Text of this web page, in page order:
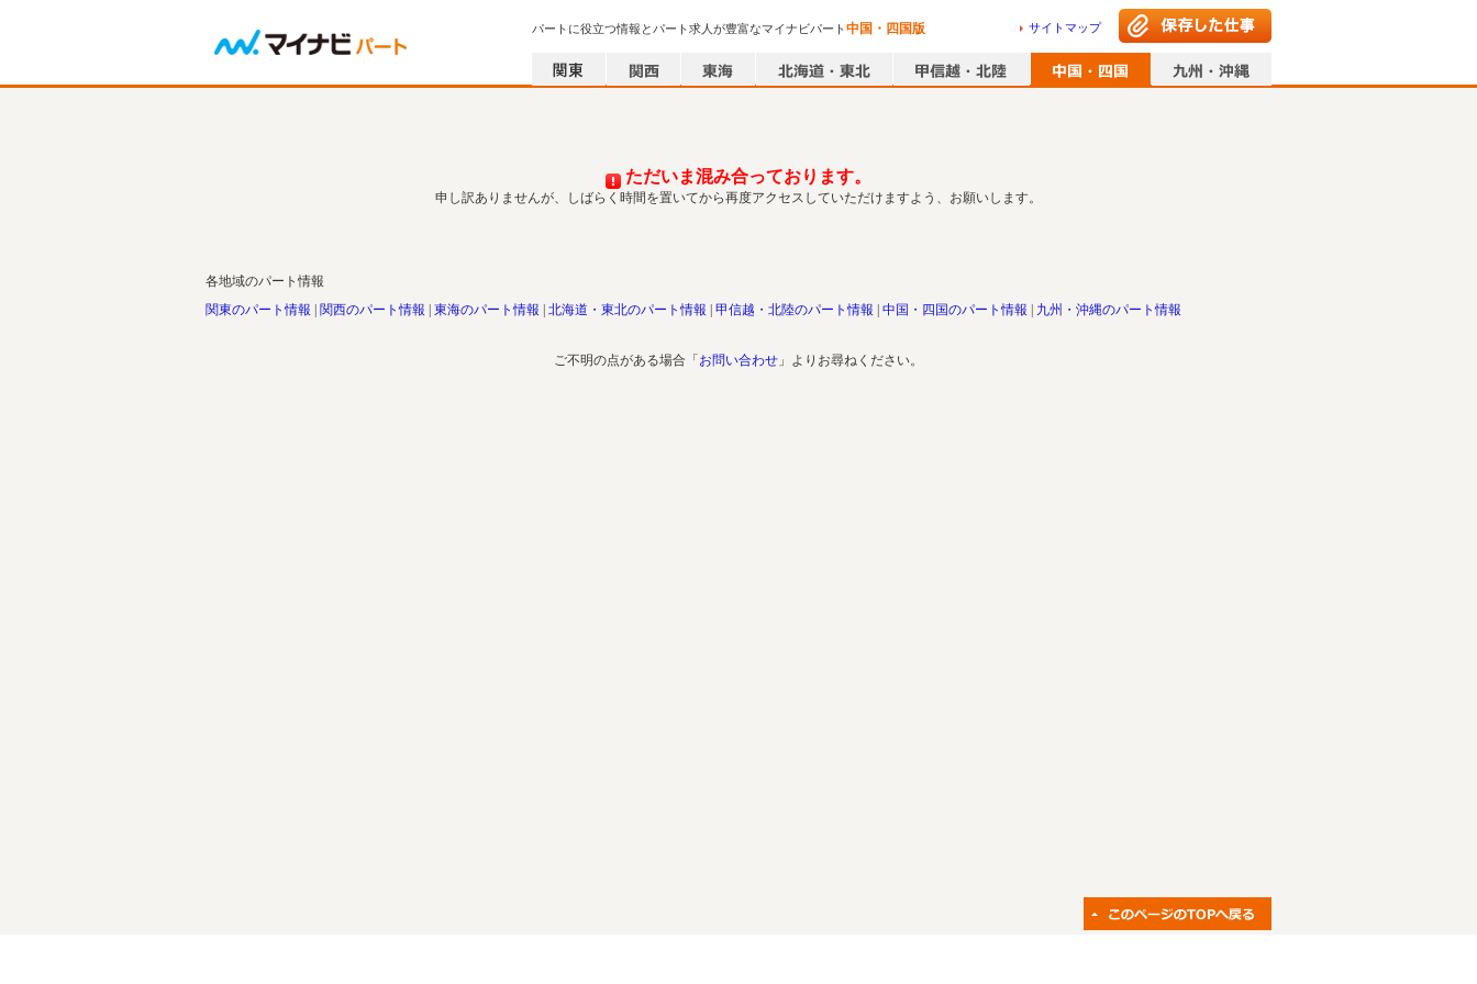
パートに役立つ情報とパート求人が豊富なマイナビパート中国・四国版 サイトマップ
ただいま混み合っております。
申し訳ありませんが、しばらく時間を置いてから再度アクセスしていただけますよう、お願いします。
各地域のパート情報
関東のパート情報
関西のパート情報 東海のパート情報 北海道・東北のパート情報 甲信越・北陸のパート情報 中国・四国のパート情報 九州・沖縄のパート情報
ご不明の点がある場合「 お問い合わせ 」よりお尋ねください。